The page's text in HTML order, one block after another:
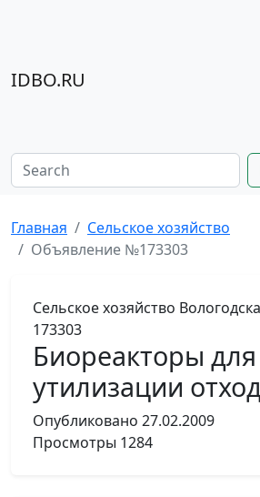
IDBO.RU
Главная
Сельское хозяйство
Объявление №173303
Сельское хозяйство
173303
Биореакторы для
утилизации
Опубликовано 27.02.2009
Просмотры 1284